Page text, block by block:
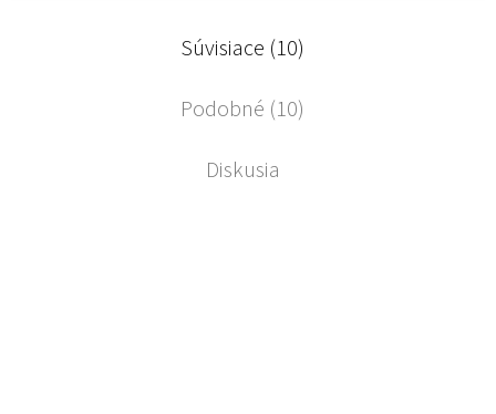
Súvisiace (10)
Podobné (10)
Diskusia